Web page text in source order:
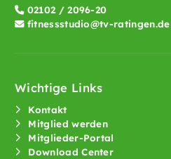
02102 / 2096-20
fitnessstudio@tv-ratingen.de
Wichtige Links
Kontakt
Mitglied werden
Mitglieder-Portal
Download Center